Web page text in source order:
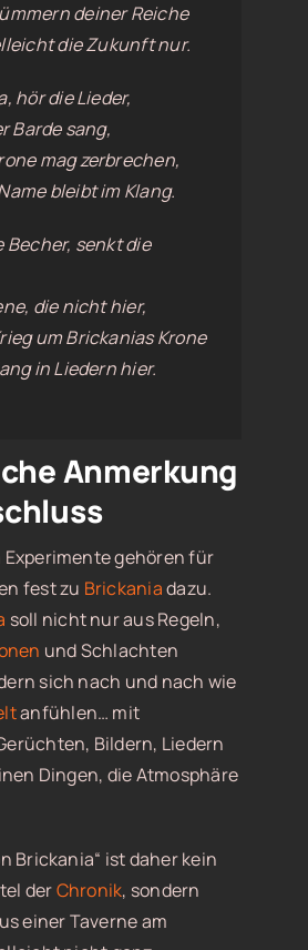
deiner Reiche
die Zukunft nur.
hör die Lieder,
Barde sang,
mag zerbrechen,
bleibt im Klang.
Becher, senkt die
die nicht hier,
um Brickanias Krone
in Liedern hier.
Anmerkung
gehören für
fest zu Brickaniadazu.
soll nicht nur aus Regeln,
und Schlachten
sich nach und nach wie
anfühlen… mit
Bildern, Liedern
Dingen, die Atmosphäre
Brickania“ ist daher kein
derChronik, sondern
einer Taverne am